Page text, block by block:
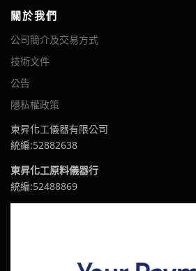
關於我們
公司簡介及交易方式
技術文件
公告
隱私權政策
東昇化工儀器有限公司
統編:52882638
東昇化工原料儀器行
統編:52488869